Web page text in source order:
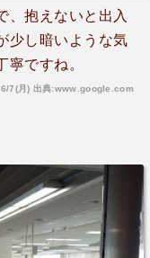
、抱えないと出入
少し暗いような気
寧ですね。
7(月) 出典:www.google.com